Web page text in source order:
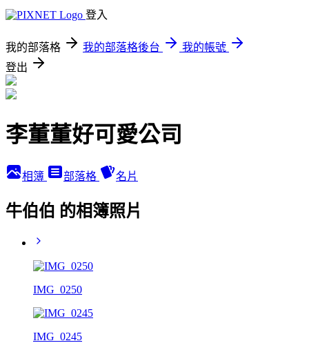
登入
我的部落格 我的部落格後台
我的帳號
登出
李董董好可愛公司
相簿 部落格 名片
牛伯伯 的相簿照片
IMG_0250
IMG_0245